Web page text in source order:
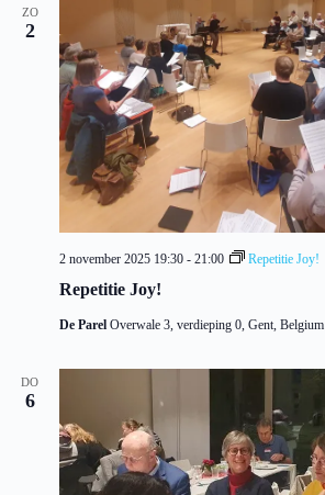
ZO
2
Repetitie Joy!
2 november 2025 19:30 - 21:00 Repetitie Joy!
De Parel Overwale 3, verdieping 0, Gent, Belgium
DO
6